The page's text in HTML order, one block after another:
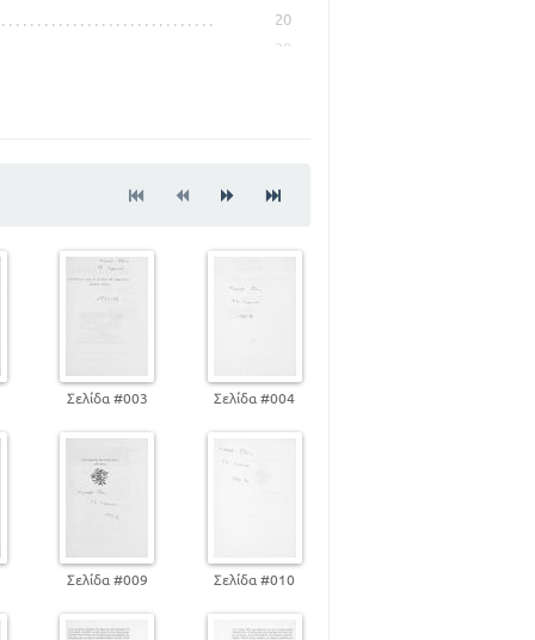
20
28
57
62
75
92
Σελίδα #003 Σελίδα #004
Σελίδα #009 Σελίδα #010